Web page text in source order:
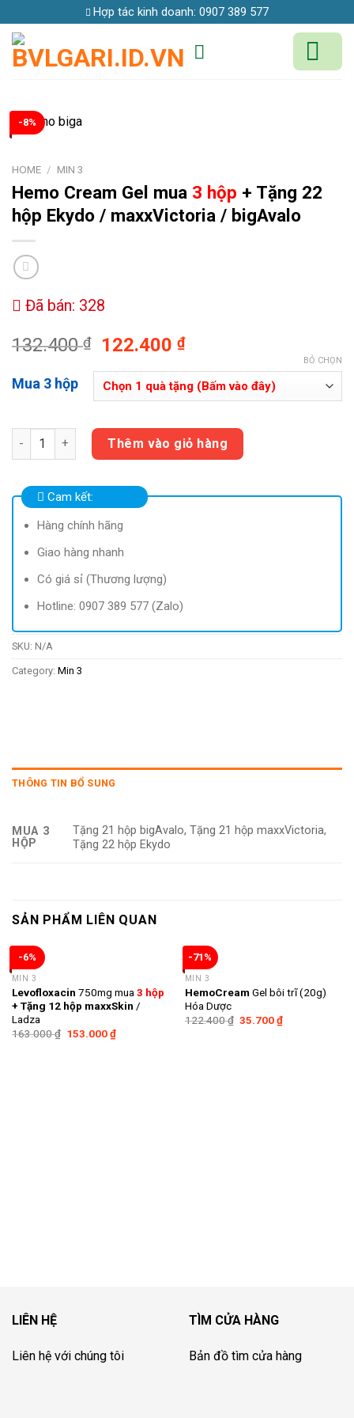
to
content
Hợp tác kinh doanh: 0907 389 577
-8%
HOME / MIN 3
Hemo Cream Gel mua 3 hộp + Tặng 22
hộp Ekydo / maxxVictoria / bigAvalo
Đã bán: 328
132.400₫ 122.400₫
Mua 3 hộp
BỎ CHỌN
Hemo Cream Gel mua 3 hộp + Tặng 22 hộp Ekydo /
Thêm vào giỏ hàng
Cam kết:
Hàng chính hãng
Giao hàng nhanh
Có giá sỉ (Thương lượng)
Hotline: 0907 389 577 (Zalo)
SKU: N/A
Category: Min 3
THÔNG TIN BỔ SUNG
MUA 3
HỘP
Tặng 21 hộp bigAvalo, Tặng 21 hộp maxxVictoria,
Tặng 22 hộp Ekydo
SẢN PHẨM LIÊN QUAN
-6%
MIN 3
Levofloxacin 750mg mua 3 hộp
+ Tặng 12 hộp maxxSkin /
Ladza
163.000₫ 153.000₫
-71%
MIN 3
HemoCreamGel bôi trĩ (20g)
Hóa Dược
122.400₫ 35.700₫
LIÊN HỆ
Liên hệ với chúng tôi
TÌM CỬA HÀNG
Bản đồ tìm cửa hàng